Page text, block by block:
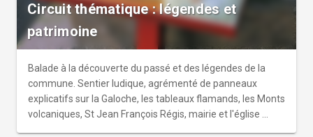
Circuit thématique : légendes et
patrimoine
Balade à la découverte du passé et des légendes de la
commune. Sentier ludique, agrémenté de panneaux
explicatifs sur la Galoche, les tableaux flamands, les Monts
volcaniques, St Jean François Régis, mairie et l'église ...